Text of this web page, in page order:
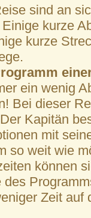
sind an
kurze
kurze
ein wenig
Bei dieser
Kapitän
mit
so weit wie
können
Zeit auf